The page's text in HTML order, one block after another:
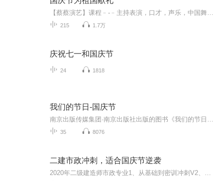
215 1.7万
庆祝七一和国庆节
24 1818
我们的节日-国庆节
35 8076
二建市政冲刺，适合国庆节逆袭